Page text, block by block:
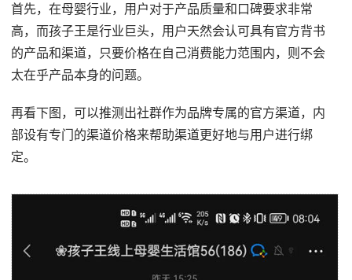
首先，在母婴行业，用户对于产品质量和口碑要求非常
高，而孩子王是行业巨头，用户天然会认可具有官方背书
的产品和渠道，只要价格在自己消费能力范围内，则不会
太在乎产品本身的问题。
再看下图，可以推测出社群作为品牌专属的官方渠道，内
部设有专门的渠道价格来帮助渠道更好地与用户进行绑
定。